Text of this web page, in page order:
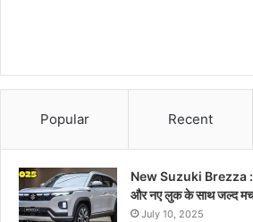
Popular Recent
New Suzuki Brezza :
और नए लुक के साथ जल्द
July 10, 2025